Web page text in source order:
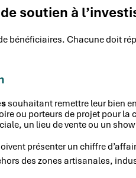
soutien à
bénéficiaires. Chacune doit
souhaitant remettre leur bien
ou porteurs de projet pour la
un lieu de vente ou un
présenter un chiffre
des zones artisanales,